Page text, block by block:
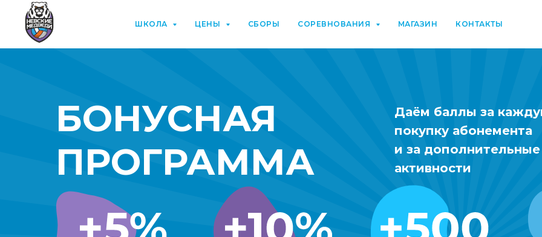
ШКОЛА ЦЕНЫ СБОРЫ СОРЕВНОВАНИЯ МАГАЗИН КОНТАКТЫ
БОНУСНАЯ
ПРОГРАММА
Даём баллы за
покупку абонемента
и за дополнительные
активности